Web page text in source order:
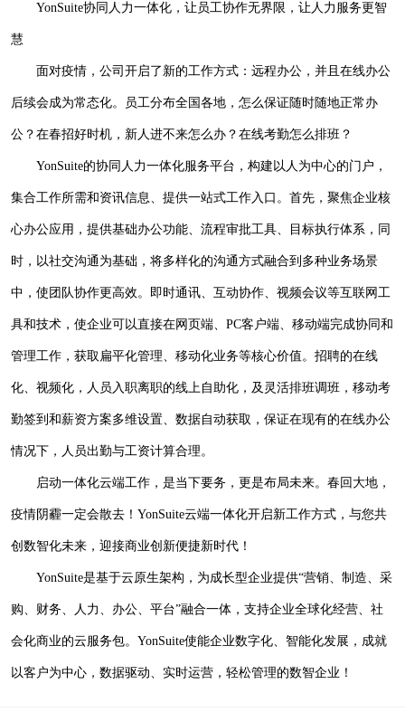
YonSuite协同人力一体化，让员工协作无界限，让人力服务更智
慧
面对疫情，公司开启了新的工作方式：远程办公，并且在线办公
后续会成为常态化。员工分布全国各地，怎么保证随时随地正常办
公？在春招好时机，新人进不来怎么办？在线考勤怎么排班？
YonSuite的协同人力一体化服务平台，构建以人为中心的门户，
集合工作所需和资讯信息、提供一站式工作入口。首先，聚焦企业核
心办公应用，提供基础办公功能、流程审批工具、目标执行体系，同
时，以社交沟通为基础，将多样化的沟通方式融合到多种业务场景
中，使团队协作更高效。即时通讯、互动协作、视频会议等互联网工
具和技术，使企业可以直接在网页端、PC客户端、移动端完成协同和
管理工作，获取扁平化管理、移动化业务等核心价值。招聘的在线
化、视频化，人员入职离职的线上自助化，及灵活排班调班，移动考
勤签到和薪资方案多维设置、数据自动获取，保证在现有的在线办公
情况下，人员出勤与工资计算合理。
启动一体化云端工作，是当下要务，更是布局未来。春回大地，
疫情阴霾一定会散去！ YonSuite云端一体化开启新工作方式，与您共
创数智化未来，迎接商业创新便捷新时代！
YonSuite是基于云原生架构，为成长型企业提供“营销、制造、采
购、财务、人力、办公、平台”融合一体，支持企业全球化经营、社
会化商业的云服务包。YonSuite使能企业数字化、智能化发展，成就
以客户为中心，数据驱动、实时运营，轻松管理的数智企业！